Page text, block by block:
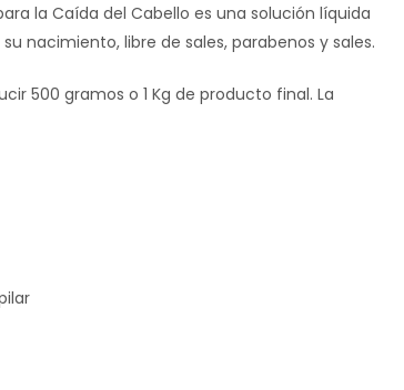
la Caída del Cabello es una solución líquida
nacimiento, libre de sales, parabenos y sales.
500 gramos o 1 Kg de producto final. La